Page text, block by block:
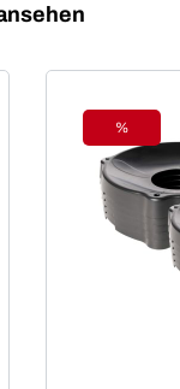
Rabatt
%